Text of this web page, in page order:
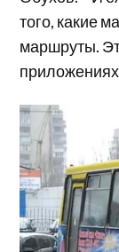
того, какие
маршруты.